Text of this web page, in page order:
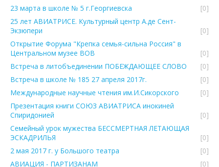
23 марта в школе № 5 г.Георгиевска
[0]
25 лет АВИАТРИСЕ. Культурный центр А.де Сент-
Экзюпери
[0]
Открытие Форума "Крепка семья-сильна Россия" в
Центральном музее ВОВ
[0]
Встреча в литобъединении ПОБЕЖДАЮЩЕЕ СЛОВО
[0]
Встреча в школе № 185 27 апреля 2017г.
[0]
Международные научные чтения им.И.Сикорского
[0]
Презентация книги СОЮЗ АВИАТРИСА инокиней
Спиридонией
[0]
Семейный урок мужества БЕССМЕРТНАЯ ЛЕТАЮЩАЯ
ЭСКАДРИЛЬЯ
[0]
2 мая 2017 г. у Большого театра
[0]
АВИАЦИЯ - ПАРТИЗАНАМ
[0]